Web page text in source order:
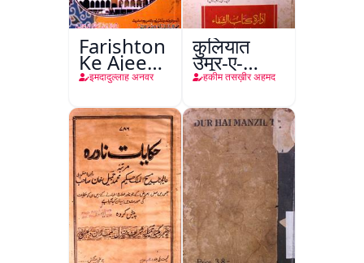
Farishton
Ke Ajeeb
Halat
इमदादुल्लाह अनवर
कुलियात
उमूर-ए-
तबीइया
हकीम तसख़ीर अहमद